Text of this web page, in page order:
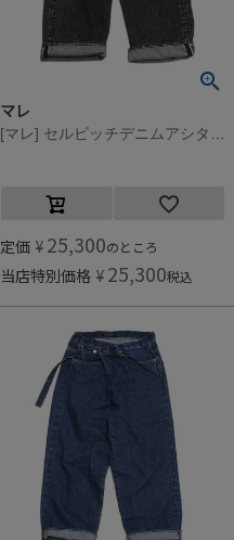
マレ
定価 ¥ 25,300のところ
当店特別価格 ¥ 25,300税込